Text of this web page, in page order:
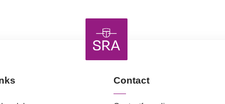
Contact